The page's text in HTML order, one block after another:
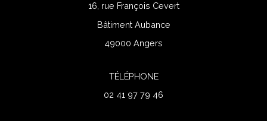
16, rue François Cevert
Bâtiment Aubance
49000 Angers
TÉLÉPHONE
02 41 97 79 46